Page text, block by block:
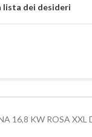
lista dei desideri
16,8 KW ROSA XXL